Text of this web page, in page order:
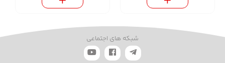
شبکه های اجتماعی